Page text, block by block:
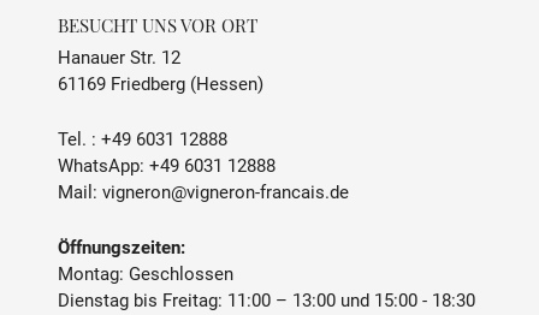
BESUCHT UNS VOR ORT
Hanauer Str. 12
61169 Friedberg (Hessen)
Tel. : +49 6031 12888
WhatsApp: +49 6031 12888
Mail: vigneron@vigneron-francais.de
Öffnungszeiten:
Montag: Geschlossen
Dienstag bis Freitag: 11:00 – 13:00 und 15:00 - 18:30